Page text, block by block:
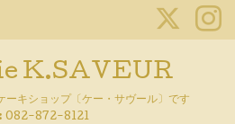
K.SAVEUR
ーキショップ〔ケー・サヴール〕です
082-872-8121